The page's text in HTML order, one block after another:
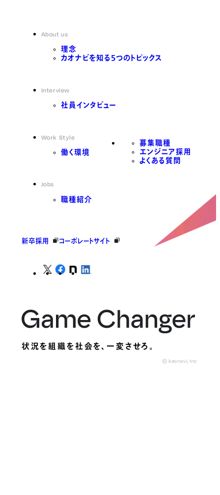
About us
理念
カオナビを知る5つのトピックス
Interview
社員インタビュー
Work Style
働く環境
Jobs
職種紹介
募集職種
エンジニア採用
よくある質問
新卒採用 コーポレートサイト
状況を組織を社会を、一変させろ。
© kaonavi, Inc